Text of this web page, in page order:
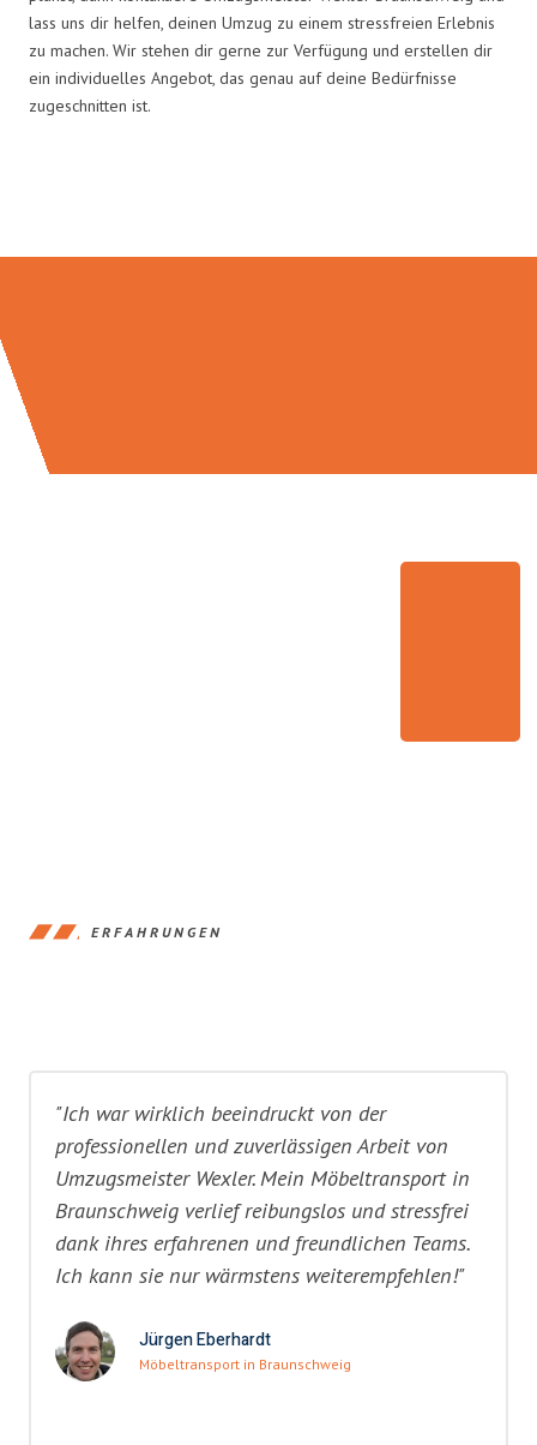
lass uns dir helfen, deinen Umzug zu einem stressfreien Erlebnis
zu machen. Wir stehen dir gerne zur Verfügung und erstellen dir
ein individuelles Angebot, das genau auf deine Bedürfnisse
zugeschnitten ist.
ERFAHRUNGEN
"Ich war wirklich beeindruckt von der
professionellen und zuverlässigen Arbeit von
Umzugsmeister Wexler. Mein Möbeltransport in
Braunschweig verlief reibungslos und stressfrei
dank ihres erfahrenen und freundlichen Teams.
Ich kann sie nur wärmstens weiterempfehlen!"
Jürgen Eberhardt
Möbeltransport in Braunschweig